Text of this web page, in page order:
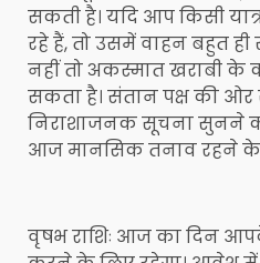
सकती है। यदि आप किसी
रहे हैं, तो उसमें वाहन बहुत ही
नहीं तो अकस्मात खराबी
सकता है। संतान पक्ष की
निराशाजनक सूचना सुनने
आज मानसिक तनाव रहने
वृषभ राशिः आज का दिन